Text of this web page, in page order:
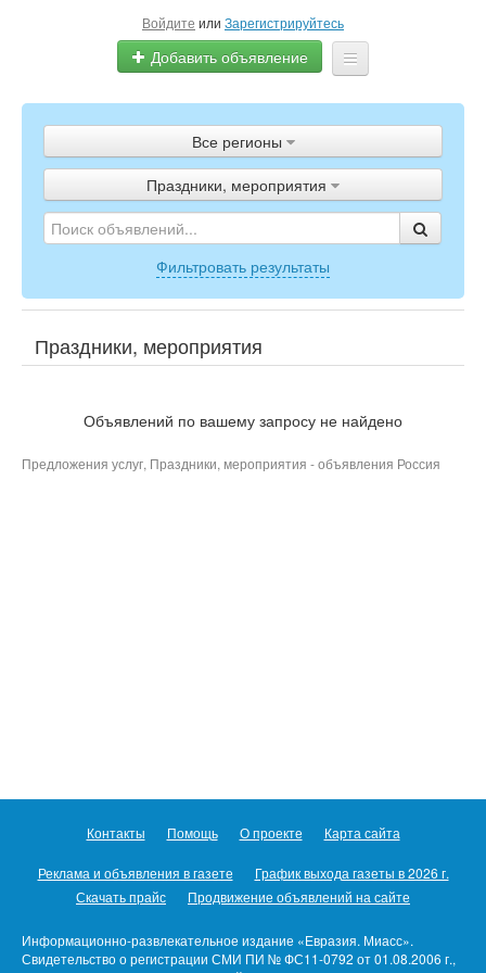
Войдите или Зарегистрируйтесь
Добавить объявление
Объявления
Полистать газету
ТВ-программа
Все регионы
Праздники, мероприятия
Фильтровать результаты
Праздники, мероприятия
Объявлений по вашему запросу не найдено
Предложения услуг, Праздники, мероприятия - объявления Россия
Контакты Помощь О проекте Карта сайта
Реклама и объявления в газете
График выхода газеты в 2026 г.
Скачать прайс
Продвижение объявлений на сайте
Информационно-развлекательное издание «Евразия. Миасс».
Свидетельство о регистрации СМИ ПИ № ФС11-0792 от 01.08.2006 г.,